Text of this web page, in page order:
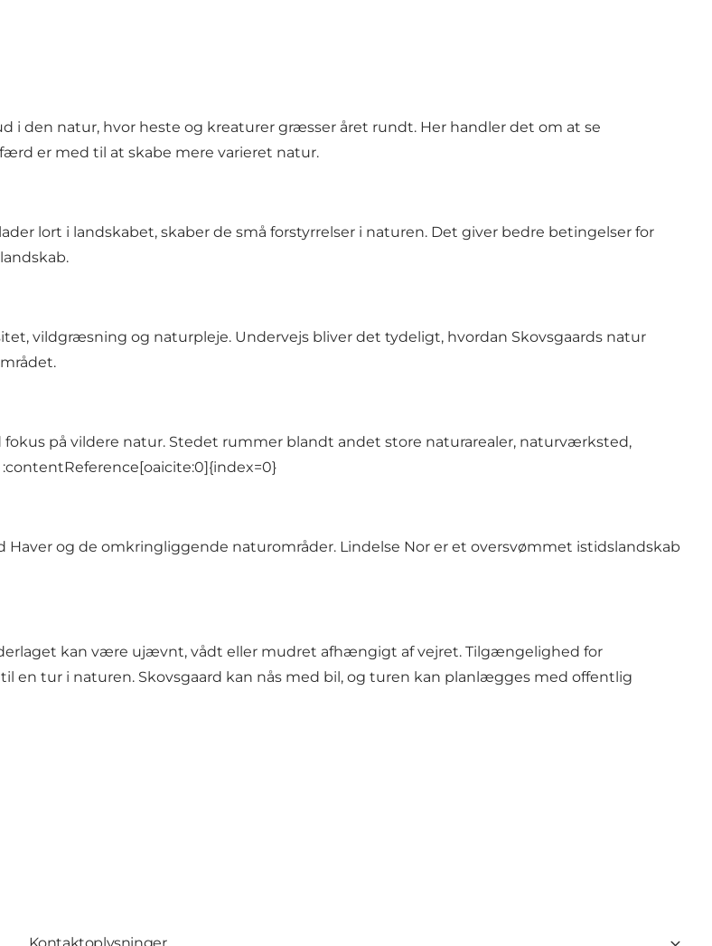
i den natur, hvor heste og kreaturer græsser året rundt. Her handler det om at se
er med til at skabe mere varieret natur.
lort i landskabet, skaber de små forstyrrelser i naturen. Det giver bedre betingelser for
vildgræsning og naturpleje. Undervejs bliver det tydeligt, hvordan Skovsgaards natur
på vildere natur. Stedet rummer blandt andet store naturarealer, naturværksted,
og de omkringliggende naturområder. Lindelse Nor er et oversvømmet istidslandskab
kan være ujævnt, vådt eller mudret afhængigt af vejret. Tilgængelighed for
en tur i naturen. Skovsgaard kan nås med bil, og turen kan planlægges med offentlig